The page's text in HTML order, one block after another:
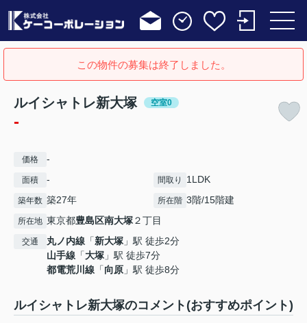
この物件の募集は終了しました。
ルイシャトレ新大塚 空室0
-
価格 -
面積 - 間取り 1LDK
築年数 築27年 所在階 3階/15階建
所在地 東京都豊島区南大塚２丁目
交通 丸ノ内線 「新大塚 」駅 徒歩2分
山手線 「大塚 」駅 徒歩7分
都電荒川線 「向原 」駅 徒歩8分
ルイシャトレ新大塚のコメント(おすすめポイント)